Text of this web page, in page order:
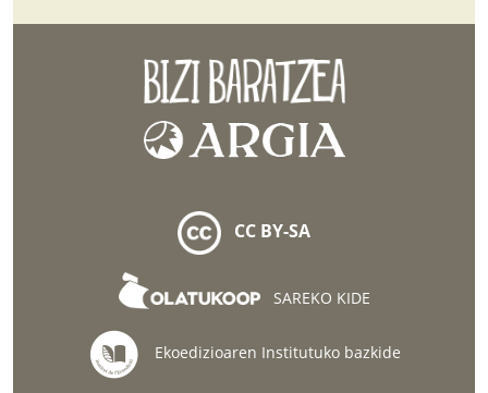
CC BY-SA
SAREKO KIDE
Ekoedizioaren Institutuko bazkide